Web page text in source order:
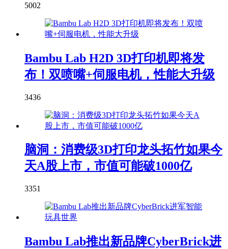
5002
Bambu Lab H2D 3D打印机即将发
布！双喷嘴+伺服电机，性能大升级
3436
脑洞：消费级3D打印龙头拓竹如果今
天A股上市，市值可能破1000亿
3351
Bambu Lab推出新品牌CyberBrick进